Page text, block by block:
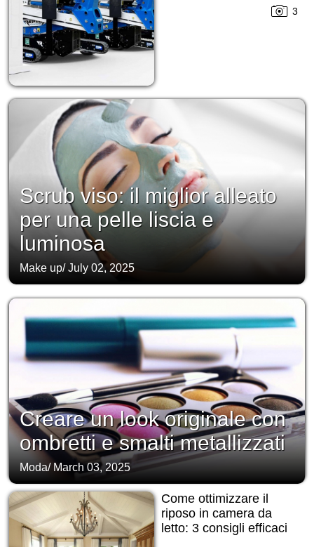
3
Scrub viso: il miglior alleato
per una pelle liscia e
luminosa
Make up/July 02, 2025
Creare un look originale con
ombretti e smalti metallizzati
Moda/ March 03, 2025
Come ottimizzare il
riposo in camera da
letto: 3 consigli efficaci